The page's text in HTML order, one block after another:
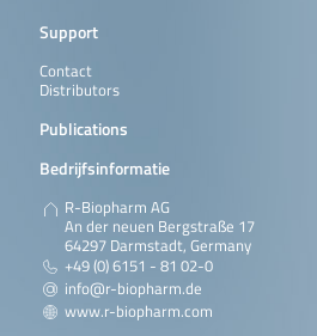
Support
Contact
Distributors
Publications
Bedrijfsinformatie
R-Biopharm AG
An der neuen Bergstraße 17
64297 Darmstadt, Germany
+49 (0) 6151 - 81 02-0
info@r-biopharm.de
www.r-biopharm.com